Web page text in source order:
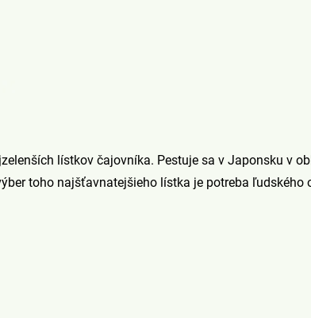
lístkov čajovníka. Pestuje sa v Japonsku v
toho najšťavnatejšieho lístka je potreba ľudského